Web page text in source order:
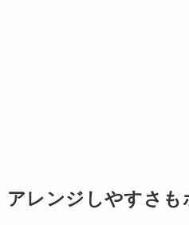
アレンジしやすさも